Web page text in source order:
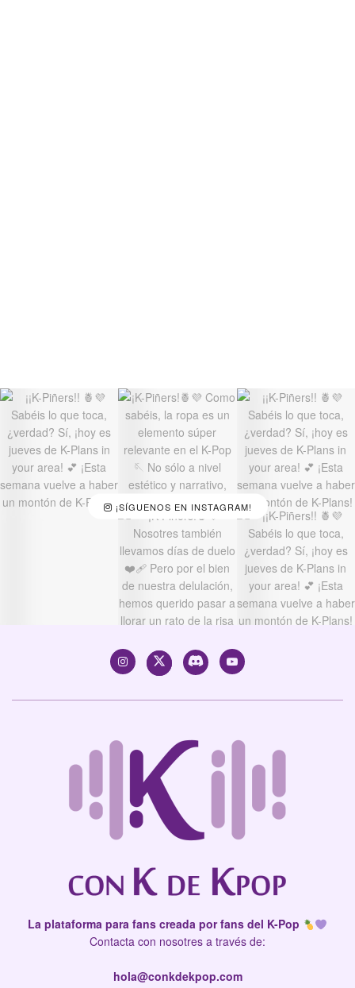
¡SÍGUENOS EN INSTAGRAM!
La plataforma para fans creada por fans del K-Pop
Contacta con nosotres a través de:
hola@conkdekpop.com